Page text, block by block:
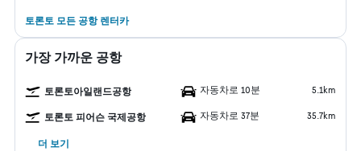
토론토 모든 공항 렌터카
가장 가까운 공항
토론토아일랜드공항 자동차로 10분 5.1km
토론토 피어슨 국제공항 자동차로 37분 35.7km
더 보기